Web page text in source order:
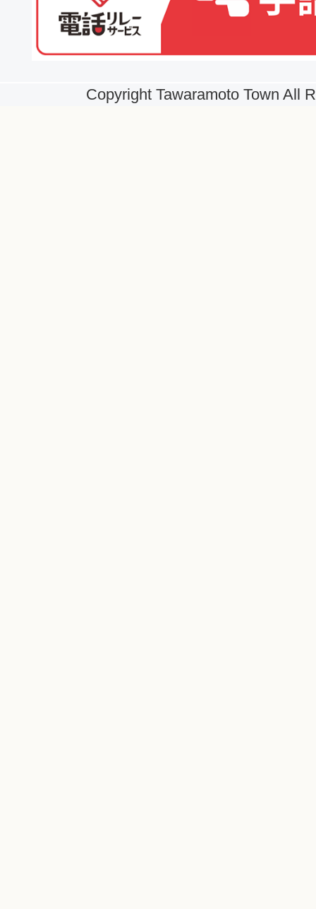
Copyright Tawaramoto Town All